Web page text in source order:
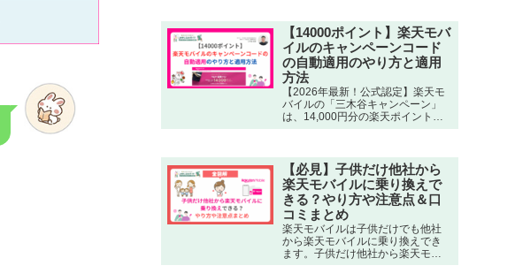
として契約できますが、22歳まで
の子供には子供割引がある…
【14000ポイント】楽天モバ
イルのキャンペーンコード
の自動適用のやり方と適用
方法
【2026年最新！公式認定】楽天モ
バイルの「三木谷キャンペーン」
は、14,000円分の楽天ポイントが
もらえる非常にお得なキャンペー
ンクまでまとめています。
【必見】子供だけ他社から
楽天モバイルに乗り換えで
きる？やり方や注意点＆口
コミまとめ
楽天モバイルは子供だけでも他社
から楽天モバイルに乗り換えでき
ます。子供だけ他社から楽天モバ
イルにMNP乗り換える方法を全手